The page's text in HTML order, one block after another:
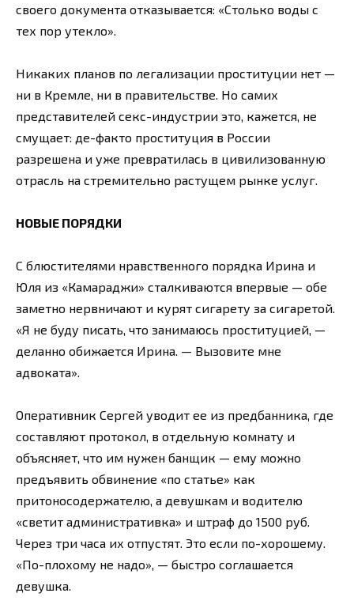
своего документа отказывается: «Столько воды с
тех пор утекло».
Никаких планов по легализации проституции нет —
ни в Кремле, ни в правительстве. Но самих
представителей секс-индустрии это, кажется, не
смущает: де-факто проституция в России
разрешена и уже превратилась в цивилизованную
отрасль на стремительно растущем рынке услуг.
НОВЫЕ ПОРЯДКИ
С блюстителями нравственного порядка Ирина и
Юля из «Камараджи» сталкиваются впервые — обе
заметно нервничают и курят сигарету за сигаретой.
«Я не буду писать, что занимаюсь проституцией, —
деланно обижается Ирина. — Вызовите мне
адвоката».
Оперативник Сергей уводит ее из предбанника, где
составляют протокол, в отдельную комнату и
объясняет, что им нужен банщик — ему можно
предъявить обвинение «по статье» как
притоносодержателю, а девушкам и водителю
«светит административка» и штраф до 1500 руб.
Через три часа их отпустят. Это если по-хорошему.
«По-плохому не надо», — быстро соглашается
девушка.